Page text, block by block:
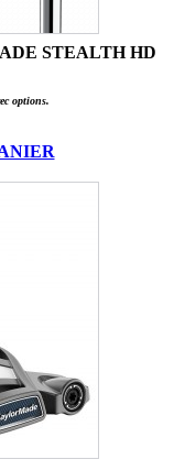
STEALTH HD
options.